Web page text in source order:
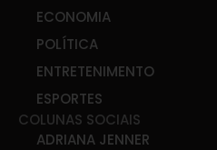
ECONOMIA
POLÍTICA
ENTRETENIMENTO
ESPORTES
COLUNAS SOCIAIS
ADRIANA JENNER